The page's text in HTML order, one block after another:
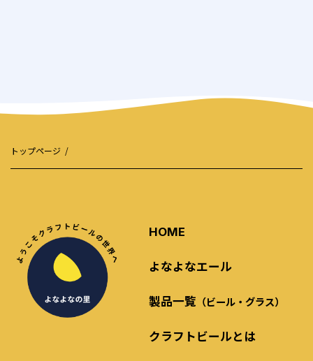
トップページ
HOME
よなよなエール
製品一覧 （ビール・グラス）
クラフトビールとは